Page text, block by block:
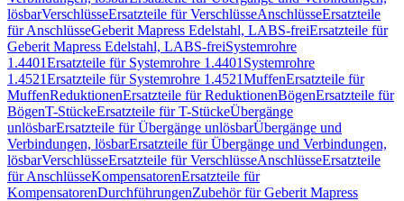
lösbarVerschlüsseErsatzteile für VerschlüsseAnschlüsseErsatzteile
für AnschlüsseGeberit Mapress Edelstahl, LABS-freiErsatzteile für
Geberit Mapress Edelstahl, LABS-freiSystemrohre
1.4401Ersatzteile für Systemrohre 1.4401 Systemrohre
1.4521Ersatzteile für Systemrohre 1.4521MuffenErsatzteile für
MuffenReduktionenErsatzteile für ReduktionenBögenErsatzteile für
BögenT-StückeErsatzteile für T-StückeÜbergänge
unlösbarErsatzteile für Übergänge unlösbarÜbergänge und
Verbindungen, lösbarErsatzteile für Übergänge und Verbindungen,
lösbarVerschlüsseErsatzteile für VerschlüsseAnschlüsseErsatzteile
für AnschlüsseKompensatorenErsatzteile für
KompensatorenDurchführungenZubehör für Geberit Mapress